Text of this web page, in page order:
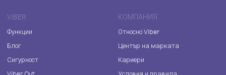
VIBER
Функции
Блог
Сигурност
КОМПАНИЯ
Относно Viber
Център на марката
Кариери